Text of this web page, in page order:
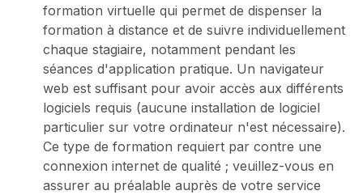
formation virtuelle qui permet de dispenser la
formation à distance et de suivre individuellement
chaque stagiaire, notamment pendant les
séances d'application pratique. Un navigateur
web est suffisant pour avoir accès aux différents
logiciels requis (aucune installation de logiciel
particulier sur votre ordinateur n'est nécessaire).
Ce type de formation requiert par contre une
connexion internet de qualité ; veuillez-vous en
assurer au préalable auprès de votre service